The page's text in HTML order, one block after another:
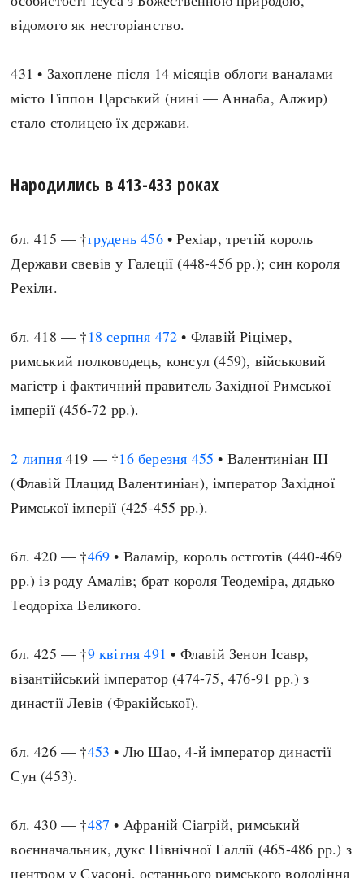
відомого як несторіанство.
431 • Захоплене після 14 місяців облоги ваналами
місто Гіппон Царський (нині — Аннаба, Алжир)
стало столицею їх держави.
Народились в 413-433 роках
бл. 415 — †грудень 456• Рехіар, третій король
Держави свевів у Галеції (448-456 рр.); син короля
Рехіли.
бл. 418 — †18 серпня 472 • Флавій Ріцімер,
римський полководець, консул (459), військовий
магістр і фактичний правитель Західної Римської
імперії (456-72 рр.).
2 липня419 — †16 березня 455 • Валентиніан III
(Флавій Плацид Валентиніан), імператор Західної
Римської імперії (425-455 рр.).
бл. 420 — †469 • Валамір, король остготів (440-469
рр.) із роду Амалів; брат короля Теодеміра, дядько
Теодоріха Великого.
бл. 425 — †9 квітня 491 • Флавій Зенон Ісавр,
візантійський імператор (474-75, 476-91 рр.) з
династії Левів (Фракійської).
бл. 426 — †453 • Лю Шао, 4-й імператор династії
Сун (453).
бл. 430 — †487 • Афраній Сіагрій, римський
воєнначальник, дукс Північної Галлії (465-486 рр.) з
центром у Суасоні, останнього римського володіння